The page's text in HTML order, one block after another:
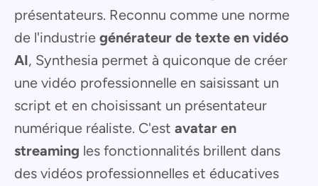
présentateurs. Reconnu comme une norme
de l'industrie générateur de texte en vidéo
AI, Synthesia permet à quiconque de créer
une vidéo professionnelle en saisissant un
script et en choisissant un présentateur
numérique réaliste. C'est avatar en
streaming les fonctionnalités brillent dans
des vidéos professionnelles et éducatives